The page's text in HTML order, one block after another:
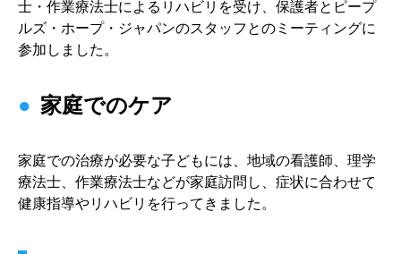
士・作業療法士によるリハビリを受け、保護者とピープ
ルズ・ホープ・ジャパンのスタッフとのミーティングに
参加しました。
家庭でのケア
家庭での治療が必要な子どもには、地域の看護師、理学
療法士、作業療法士などが家庭訪問し、症状に合わせて
健康指導やリハビリを行ってきました。